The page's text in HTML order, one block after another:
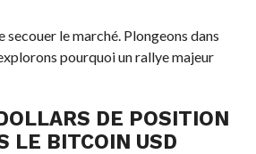
le marché. Plongeons dans
pourquoi un rallye majeur
DE POSITION
LE BITCOIN USD